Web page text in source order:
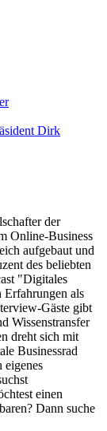
Dirk
der
Online-Business
aufgebaut und
des beliebten
"Digitales
Erfahrungen als
Gäste gibt
Wissenstransfer
dreht sich mit
Businessrad
eigenes
einen
Dann suche